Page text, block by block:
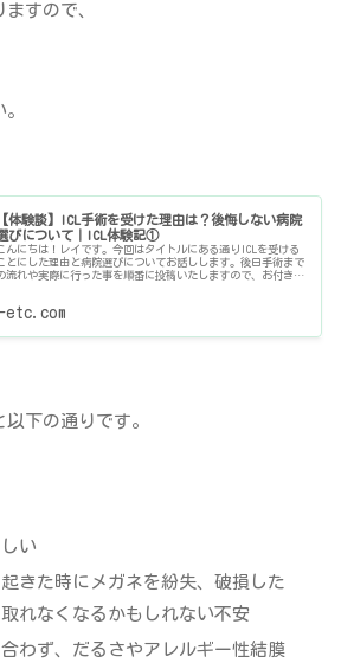
すので、
【体験談】ICL手術を受けた理由は？後悔しない病院
びについて｜ICL体験記①
んにちは！レイです。今回はタイトルにある通りICLを受ける
とにした理由と病院選びについてお話しします。後日手術まで
流れや実際に行った事を順番に投稿いたしますので、お付き合
下の通りです。
い
きた時にメガネを紛失、破損した
れなくなるかもしれない不安
わず、だるさやアレルギー性結膜